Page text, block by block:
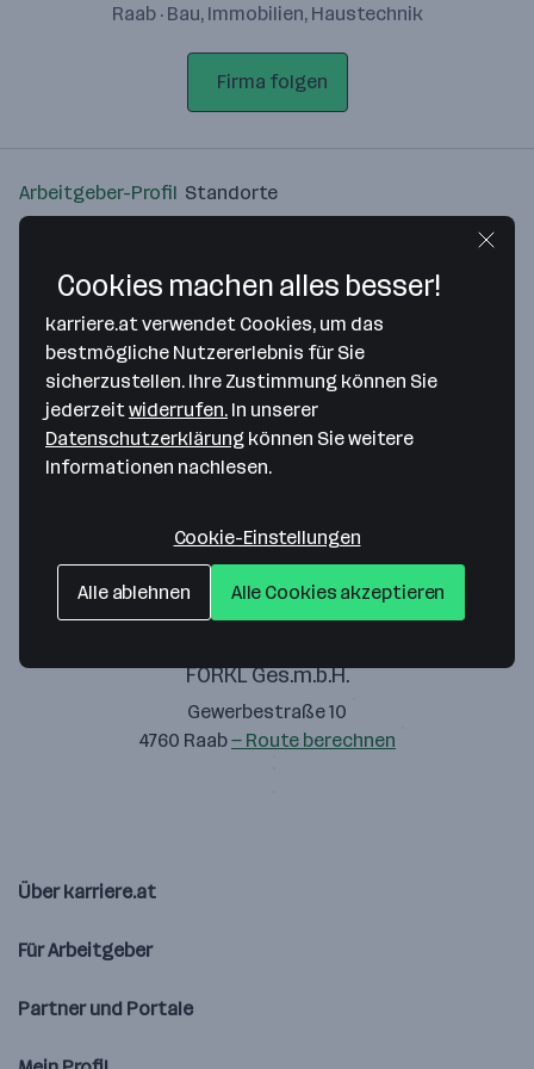
Raab · Bau, Immobilien, Haustechnik
Firma folgen
Arbeitgeber-Profil Standorte
Bitte stimme unseren Cookie-
Richtlinien zu, um diese Karte
anzuzeigen.
FORKL Ges.m.b.H.
Gewerbestraße 10
4760 Raab— Route berechnen
Über karriere.at
Für Arbeitgeber
Partner und Portale
Cookies machen alles besser!
karriere.at verwendet Cookies, um das
bestmögliche Nutzererlebnis für Sie
sicherzustellen. Ihre Zustimmung können Sie
jederzeitwiderrufen. In unserer
Datenschutzerklärung können Sie weitere
Informationen nachlesen.
Cookie-Einstellungen
Alle ablehnen Alle Cookies akzeptieren